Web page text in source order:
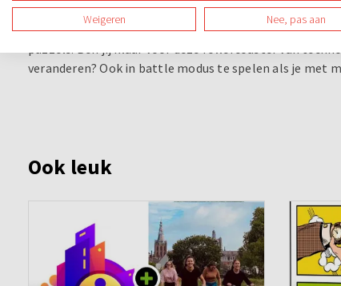
Box tilt het concept naar nieuwe hoogten en laat je
de spanning terwijl de ruimte om je heen een cruciale
puzzels. Ben jij klaar voor deze rollercoaster van
veranderen? Ook in battle modus te spelen als je met
Ook leuk
Weigeren Nee, pas aan